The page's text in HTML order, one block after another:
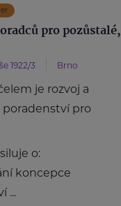
pro pozůstalé,
1922/3 Brno
je rozvoj a
poradenství pro
o:
koncepce
...